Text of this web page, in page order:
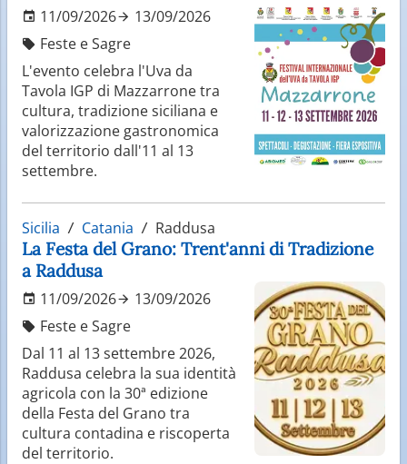
11/09/2026
13/09/2026
Feste e Sagre
L'evento celebra l'Uva da
Tavola IGP di Mazzarrone tra
cultura, tradizione siciliana e
valorizzazione gastronomica
del territorio dall'11 al 13
settembre.
Sicilia Catania Raddusa
La Festa del Grano: Trent'anni di Tradizione
a Raddusa
11/09/2026
13/09/2026
Feste e Sagre
Dal 11 al 13 settembre 2026,
Raddusa celebra la sua identità
agricola con la 30ª edizione
della Festa del Grano tra
cultura contadina e riscoperta
del territorio.